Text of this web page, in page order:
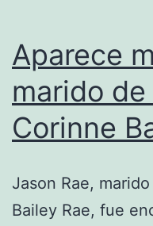
Aparece
marido
Corinne
Jason Rae,
Bailey Rae, fue